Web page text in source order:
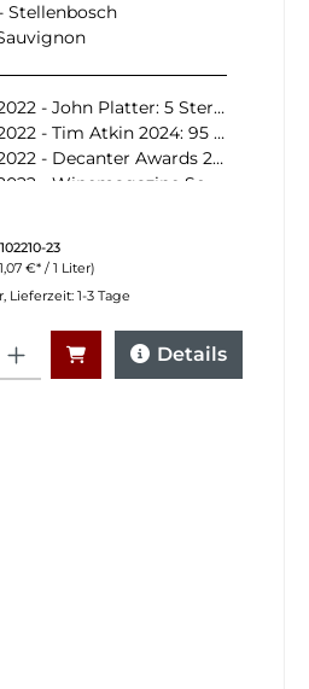
Stellenbosch
- John Platter: 5 Sterne
- Tim Atkin 2024: 95 Punkte
- Decanter Awards 2025: Silber
South Africa 2024: 92 Punkte
102210-23
€* / 1 Liter)
Lieferzeit: 1-3 Tage
Details